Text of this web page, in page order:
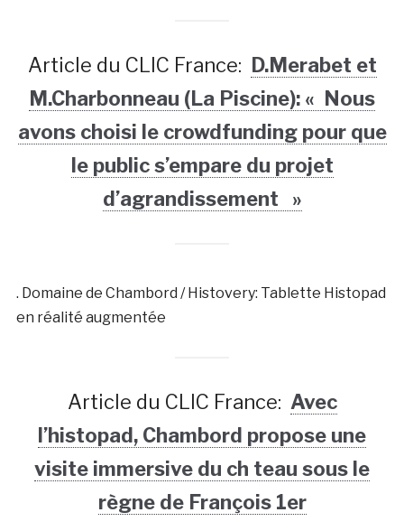
Article du CLIC France: D.Merabet et
M.Charbonneau (La Piscine): « Nous
avons choisi le crowdfunding pour que
le public s’empare du projet
d’agrandissement »
. Domaine de Chambord / Histovery: Tablette Histopad
en réalité augmentée
Article du CLIC France: Avec
l’histopad, Chambord propose une
visite immersive du ch teau sous le
règne de François 1er